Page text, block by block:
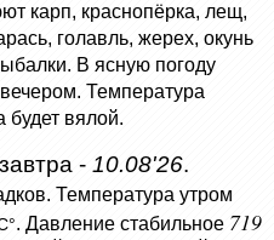
карп, краснопёрка, лещ,
голавль, жерех, окунь
В ясную погоду
Температура
вялой.
- 10.08'26.
Температура утром
. Давление стабильное 719